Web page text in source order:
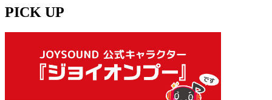
PICK UP